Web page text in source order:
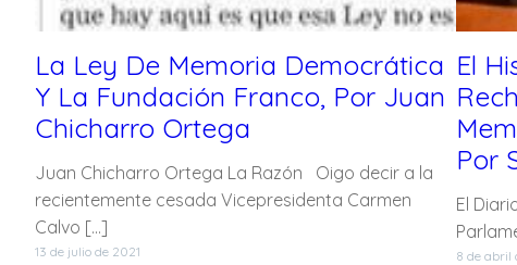
La Ley De Memoria Democrática
Y La Fundación Franco, Por Juan
Chicharro Ortega
Juan Chicharro Ortega La Razón Oigo decir a la
recientemente cesada Vicepresidenta Carmen
Calvo […]
13 de julio de 2021
El
Por
El
8 de abril